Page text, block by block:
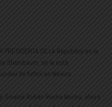
PRESIDENTA DE LA República en la
Sheinbaum, se le está
de futbol en México.
Rubén Rocha Mocha, ahora